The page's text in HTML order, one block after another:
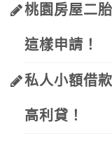
桃園房屋二
這樣申請！
私人小額借
高利貸！